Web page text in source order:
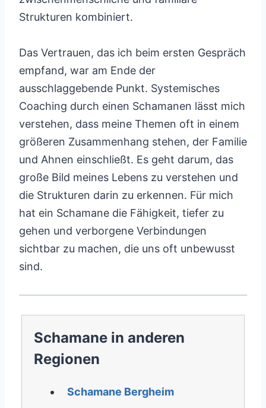
Strukturen kombiniert.
Das Vertrauen, das ich beim ersten Gespräch
empfand, war am Ende der
ausschlaggebende Punkt. Systemisches
Coaching durch einen Schamanen lässt mich
verstehen, dass meine Themen oft in einem
größeren Zusammenhang stehen, der Familie
und Ahnen einschließt. Es geht darum, das
große Bild meines Lebens zu verstehen und
die Strukturen darin zu erkennen. Für mich
hat ein Schamane die Fähigkeit, tiefer zu
gehen und verborgene Verbindungen
sichtbar zu machen, die uns oft unbewusst
sind.
Schamane in anderen
Regionen
Schamane Bergheim